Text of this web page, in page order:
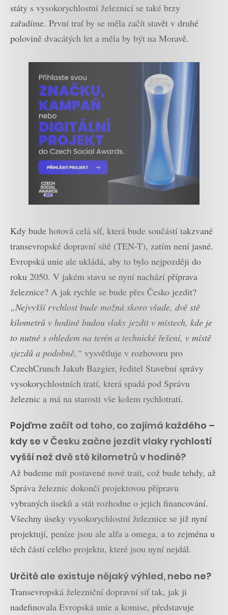
státy s vysokorychlostní železnicí se také brzy
zařadíme. První trať by se měla začít stavět v druhé
polovině dvacátých let a měla by být na Moravě.
Kdy bude hotová celá síť, která bude součástí takzvané
transevropské dopravní sítě (TEN-T), zatím není jasné.
Evropská unie ale ukládá, aby to bylo nejpozději do
roku 2050. V jakém stavu se nyní nachází příprava
železnice? A jak rychle se bude přes Česko jezdit?
„Nejvyšší rychlost bude možná skoro všude, dvě stě
kilometrů v hodině budou vlaky jezdit v místech, kde je
to nutné s ohledem na terén a technické řešení, v místě
sjezdů a podobně,“ vysvětluje v rozhovoru pro
CzechCrunch Jakub Bazgier, ředitel Stavební správy
vysokorychlostních tratí, která spadá pod Správu
železnic a má na starosti vše kolem rychlotratí.
Pojďme začít od toho, co zajímá každého –
kdy se v Česku začne jezdit vlaky rychlostí
vyšší než dvě stě kilometrů v hodině?
Až budeme mít postavené nové trati, což bude tehdy, až
Správa železnic dokončí projektovou přípravu
vybraných úseků a stát rozhodne o jejich financování.
Všechny úseky vysokorychlostní železnice se již nyní
projektují, peníze jsou ale alfa a omega, a to zejména u
těch částí celého projektu, které jsou nyní nejdál.
Určitě ale existuje nějaký výhled, nebo ne?
Transevropská železniční dopravní síť tak, jak ji
nadefinovala Evropská unie a komise, představuje